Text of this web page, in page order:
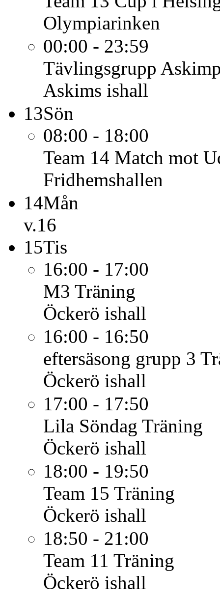
Olympiarinken
00:00 - 23:59
Tävlingsgrupp
Askims ishall
13Sön
08:00 - 18:00
Team 14 Match mot
Fridhemshallen
14Mån
v.16
15Tis
16:00 - 17:00
M3 Träning
Öckerö ishall
16:00 - 16:50
eftersäsong grupp 3
Öckerö ishall
17:00 - 17:50
Lila Söndag Träning
Öckerö ishall
18:00 - 19:50
Team 15 Träning
Öckerö ishall
18:50 - 21:00
Team 11 Träning
Öckerö ishall